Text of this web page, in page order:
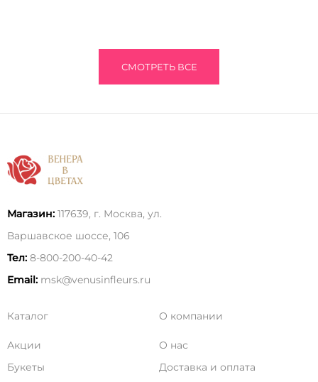
СМОТРЕТЬ ВСЕ
Магазин: 117639, г. Москва, ул.
Варшавское шоссе, 106
Тел: 8-800-200-40-42
Email: msk@venusinfleurs.ru
Каталог
Акции
Букеты
О компании
О нас
Доставка и оплата